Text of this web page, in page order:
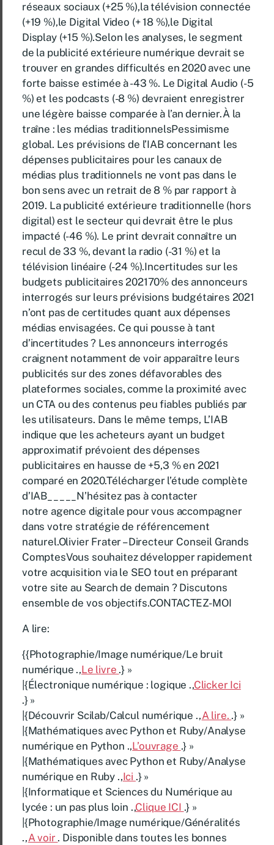
réseaux sociaux (+25 %),la télévision connectée
(+19 %),le Digital Video (+ 18 %),le Digital
Display (+15 %).Selon les analyses, le segment
de la publicité extérieure numérique devrait se
trouver en grandes difficultés en 2020 avec une
forte baisse estimée à -43 %. Le Digital Audio (-5
%) et les podcasts (-8 %) devraient enregistrer
une légère baisse comparée à l’an dernier.À la
traîne : les médias traditionnelsPessimisme
global. Les prévisions de l’IAB concernant les
dépenses publicitaires pour les canaux de
médias plus traditionnels ne vont pas dans le
bon sens avec un retrait de 8 % par rapport à
2019. La publicité extérieure traditionnelle (hors
digital) est le secteur qui devrait être le plus
impacté (-46 %). Le print devrait connaître un
recul de 33 %, devant la radio (-31 %) et la
télévision linéaire (-24 %).Incertitudes sur les
budgets publicitaires 202170% des annonceurs
interrogés sur leurs prévisions budgétaires 2021
n’ont pas de certitudes quant aux dépenses
médias envisagées. Ce qui pousse à tant
d’incertitudes ? Les annonceurs interrogés
craignent notamment de voir apparaître leurs
publicités sur des zones défavorables des
plateformes sociales, comme la proximité avec
un CTA ou des contenus peu fiables publiés par
les utilisateurs. Dans le même temps, L’IAB
indique que les acheteurs ayant un budget
approximatif prévoient des dépenses
publicitaires en hausse de +5,3 % en 2021
comparé en 2020.Télécharger l’étude complète
d’IAB_____N’hésitez pas à contacter
notre agence digitale pour vous accompagner
dans votre stratégie de référencement
naturel.Olivier Frater – Directeur Conseil Grands
ComptesVous souhaitez développer rapidement
votre acquisition via le SEO tout en préparant
votre site au Search de demain ? Discutons
ensemble de vos objectifs.CONTACTEZ-MOI
A lire:
{{Photographie/Image numérique/Le bruit
numérique .,Le livre .} »
|{Électronique numérique : logique .,Clicker Ici
.} »
|{Découvrir Scilab/Calcul numérique .,A lire. .} »
|{Mathématiques avec Python et Ruby/Analyse
numérique en Python .,L’ouvrage .} »
|{Mathématiques avec Python et Ruby/Analyse
numérique en Ruby .,Ici .} »
|{Informatique et Sciences du Numérique au
lycée : un pas plus loin .,Clique ICI .} »
|{Photographie/Image numérique/Généralités
.,A voir . Disponible dans toutes les bonnes